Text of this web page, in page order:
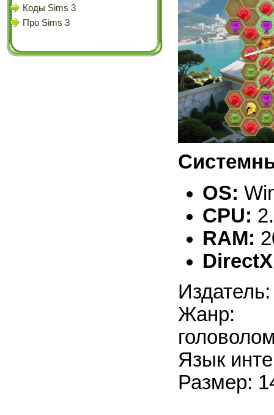
Коды Sims 3
Про Sims 3
OS:
CPU:
RAM:
Жанр:
Язык
Размер: